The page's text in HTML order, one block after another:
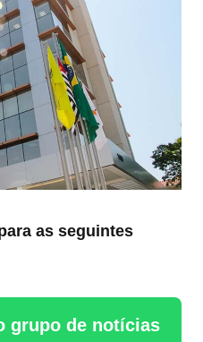
as seguintes
grupo de notícias